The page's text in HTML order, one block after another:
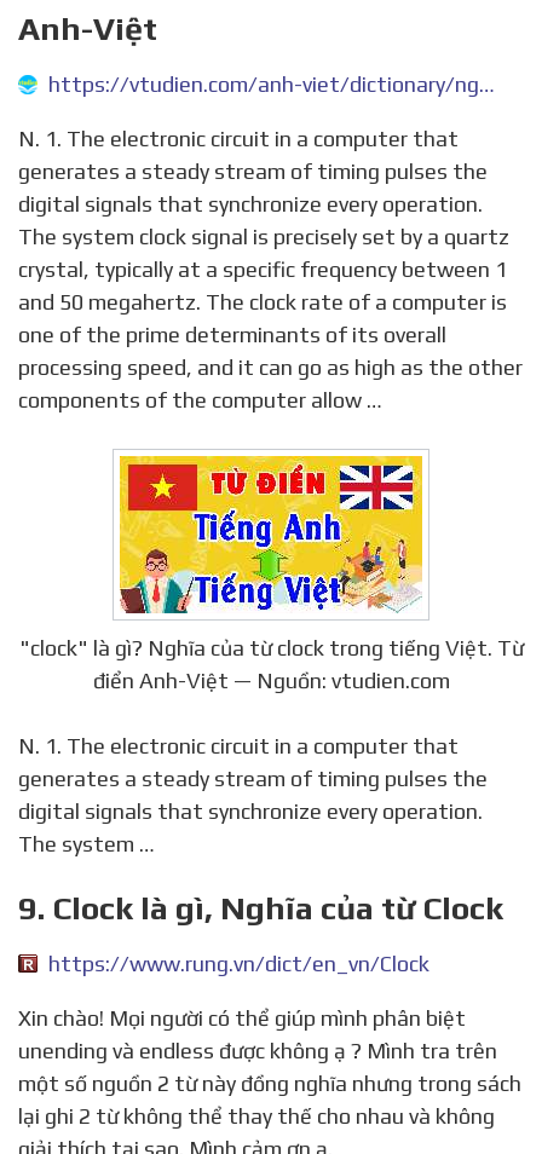
Anh-Việt
https://vtudien.com/anh-viet/dictionary/nghia-cua-tu-clock
N. 1. The electronic circuit in a computer that
generates a steady stream of timing pulses the
digital signals that synchronize every operation.
The system clock signal is precisely set by a quartz
crystal, typically at a specific frequency between 1
and 50 megahertz. The clock rate of a computer is
one of the prime determinants of its overall
processing speed, and it can go as high as the other
components of the computer allow …
"clock" là gì? Nghĩa của từ clock trong tiếng Việt. Từ
điển Anh-Việt — Nguồn: vtudien.com
N. 1. The electronic circuit in a computer that
generates a steady stream of timing pulses the
digital signals that synchronize every operation.
The system …
9. Clock là gì, Nghĩa của từ Clock
https://www.rung.vn/dict/en_vn/Clock
Xin chào! Mọi người có thể giúp mình phân biệt
unending và endless được không ạ ? Mình tra trên
một số nguồn 2 từ này đồng nghĩa nhưng trong sách
lại ghi 2 từ không thể thay thế cho nhau và không
giải thích tại sao. Mình cảm ơn ạ.